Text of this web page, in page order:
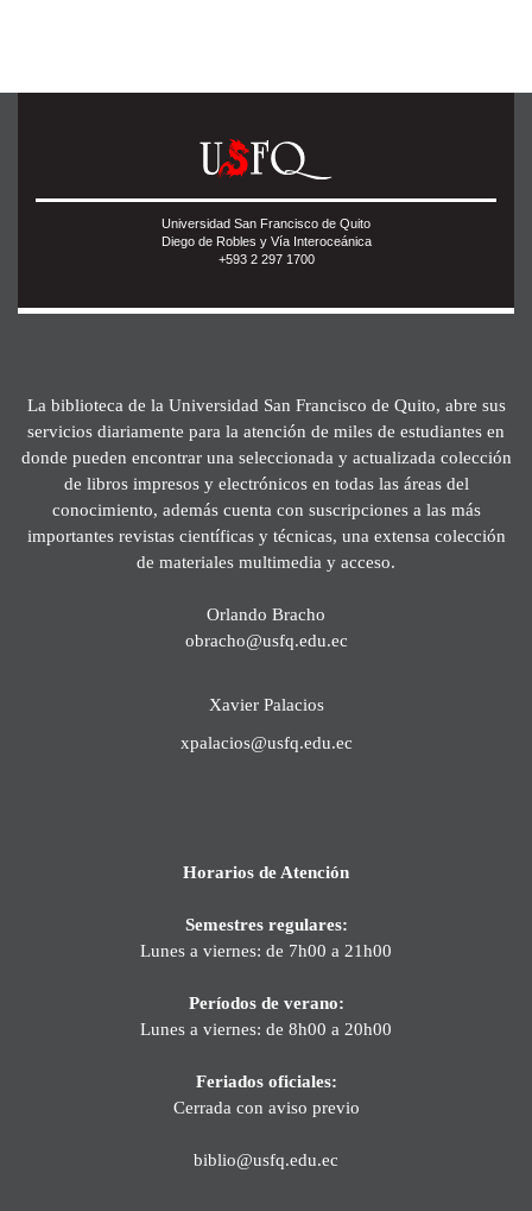
Universidad San Francisco de Quito
Diego de Robles y Vía Interoceánica
+593 2 297 1700
La biblioteca de la Universidad San Francisco de Quito, abre sus
servicios diariamente para la atención de miles de estudiantes en
donde pueden encontrar una seleccionada y actualizada colección
de libros impresos y electrónicos en todas las áreas del
conocimiento, además cuenta con suscripciones a las más
importantes revistas científicas y técnicas, una extensa colección
de materiales multimedia y acceso.
Orlando Bracho
obracho@usfq.edu.ec
Xavier Palacios
xpalacios@usfq.edu.ec
Horarios de Atención
Semestres regulares:
Lunes a viernes: de 7h00 a 21h00
Períodos de verano:
Lunes a viernes: de 8h00 a 20h00
Feriados oficiales:
Cerrada con aviso previo
biblio@usfq.edu.ec